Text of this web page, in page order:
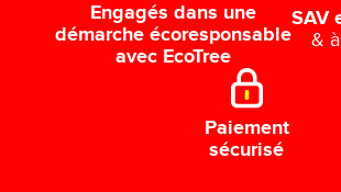
Engagés dans une
démarche écoresponsable
avec EcoTree
SAV
&
Paiement
sécurisé